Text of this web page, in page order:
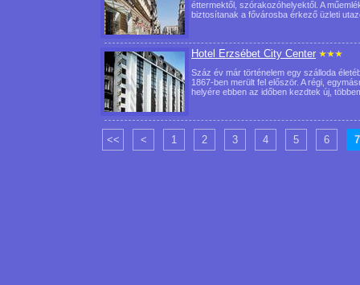
éttermektől, szórakozóhelyektől. A
biztosítanak a fővárosba érkező üzleti
Hotel Erzsébet City Center
Száz év már történelem egy szálloda
1867-ben merült fel először. A régi,
helyére ebben az időben kezdtek új,
<< < 1 2 3 4 5 6 7